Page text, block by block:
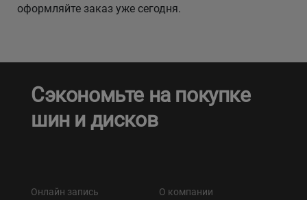
оформляйте заказ уже сегодня.
Сэкономьте на покупке
шин и дисков
Онлайн запись
О компании